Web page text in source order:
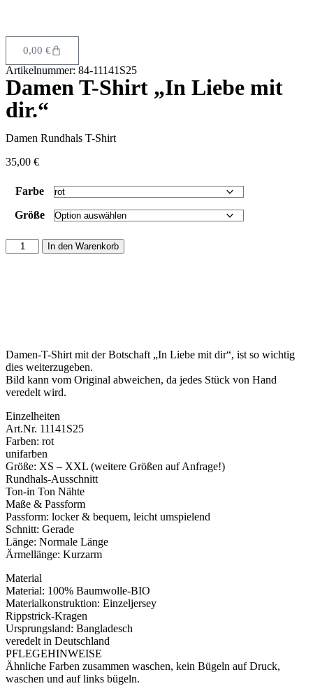
0,00 €
Artikelnummer: 84-11141S25
Damen T-Shirt „In Liebe mit
dir.“
Damen Rundhals T-Shirt
35,00 €
Farbe
Größe
In den Warenkorb
Damen-T-Shirt mit der Botschaft „In Liebe mit dir“, ist so wichtig
dies weiterzugeben.
Bild kann vom Original abweichen, da jedes Stück von Hand
veredelt wird.
Einzelheiten
Art.Nr. 11141S25
Farben: rot
unifarben
Größe: XS – XXL (weitere Größen auf Anfrage!)
Rundhals-Ausschnitt
Ton-in Ton Nähte
Maße & Passform
Passform: locker & bequem, leicht umspielend
Schnitt: Gerade
Länge: Normale Länge
Ärmellänge: Kurzarm
Material
Material: 100% Baumwolle-BIO
Materialkonstruktion: Einzeljersey
Rippstrick-Kragen
Ursprungsland: Bangladesch
veredelt in Deutschland
PFLEGEHINWEISE
Ähnliche Farben zusammen waschen, kein Bügeln auf Druck,
waschen und auf links bügeln.